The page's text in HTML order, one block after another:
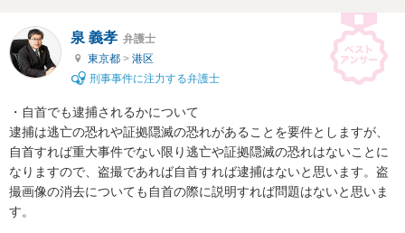
泉 義孝 弁護士
東京都 > 港区
刑事事件に注力する弁護士
・自首でも逮捕されるかについて
逮捕は逃亡の恐れや証拠隠滅の恐れがあることを要件としますが、
自首すれば重大事件でない限り逃亡や証拠隠滅の恐れはないことに
なりますので、盗撮であれば自首すれば逮捕はないと思います。盗
撮画像の消去についても自首の際に説明すれば問題はないと思いま
す。